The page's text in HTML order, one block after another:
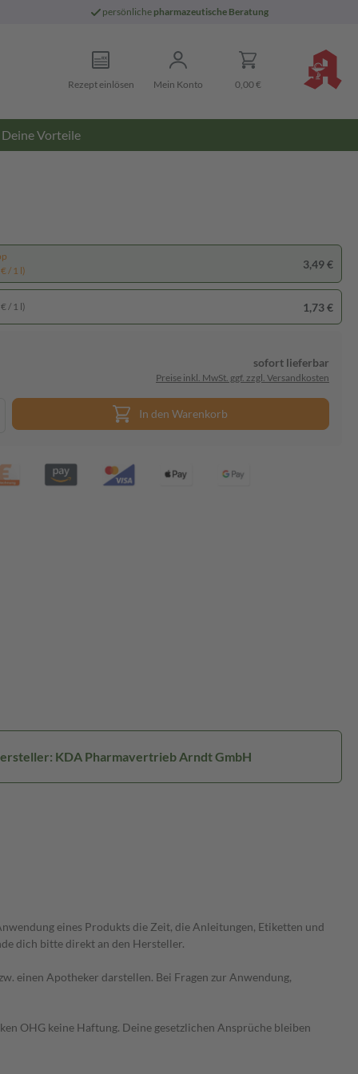
persönliche pharmazeutische Beratung
Rezept einlösen Mein Konto 0,00 €
Deine Vorteile
/ 1 l)
3,49 €
/ 1 l) 1,73 €
sofort lieferbar
Preise inkl. MwSt. ggf. zzgl. Versandkosten
In den Warenkorb
KDA Pharmavertrieb Arndt GmbH
eines Produkts die Zeit, die Anleitungen, Etiketten und
dich bitte direkt an den Hersteller.
einen Apotheker darstellen. Bei Fragen zur Anwendung,
OHG keine Haftung. Deine gesetzlichen Ansprüche bleiben